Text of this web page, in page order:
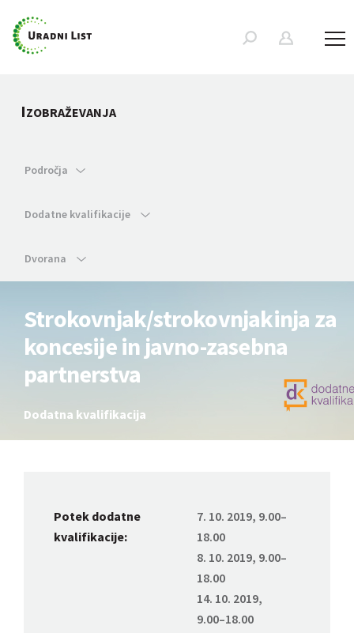
IZOBRAŽEVANJA
Področja
Dodatne kvalifikacije
Dvorana
Strokovnjak/strokovnjakinja za
koncesije in javno-zasebna
partnerstva
Dodatna kvalifikacija
Potek dodatne
kvalifikacije:
7. 10. 2019, 9.00–
18.00
8. 10. 2019, 9.00–
18.00
14. 10. 2019,
9.00–18.00